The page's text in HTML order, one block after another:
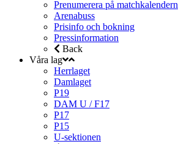
Prenumerera på matchkalendern
Arenabuss
Prisinfo och bokning
Pressinformation
Back
Våra lag
Herrlaget
Damlaget
P19
DAM U / F17
P17
P15
U-sektionen